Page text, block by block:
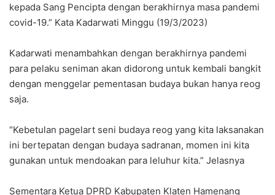
kepada Sang Pencipta dengan berakhirnya masa pandemi
covid-19.” Kata Kadarwati Minggu (19/3/2023)
Kadarwati menambahkan dengan berakhirnya pandemi
para pelaku seniman akan didorong untuk kembali bangkit
dengan menggelar pementasan budaya bukan hanya reog
saja.
“Kebetulan pagelart seni budaya reog yang kita laksanakan
ini bertepatan dengan budaya sadranan, momen ini kita
gunakan untuk mendoakan para leluhur kita.” Jelasnya
Sementara Ketua DPRD Kabupaten Klaten Hamenang